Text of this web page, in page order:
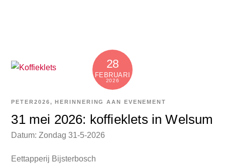
28
FEBRUARI
2026
31 mei 2026: koffieklets in Welsum
PETER2026,HERINNERING AAN EVENEMENT
Datum: Zondag 31-5-2026
Eettapperij Bijsterbosch